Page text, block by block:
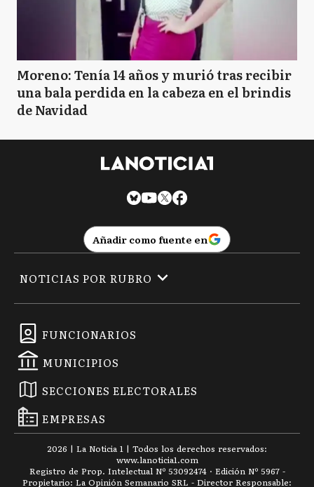
Moreno: Tenía 14 años y murió tras recibir
una bala perdida en la cabeza en el brindis
de Navidad
Añadir como fuente en
FUNCIONARIOS
MUNICIPIOS
SECCIONES ELECTORALES
EMPRESAS
NOTICIAS POR RUBRO
2026 | La Noticia 1 | Todos los derechos reservados:
www.lanoticia1.com
Registro de Prop. Intelectual Nº 53092474 · Edición Nº 5967 -
Propietario: La Opinión Semanario SRL - Director Responsable: